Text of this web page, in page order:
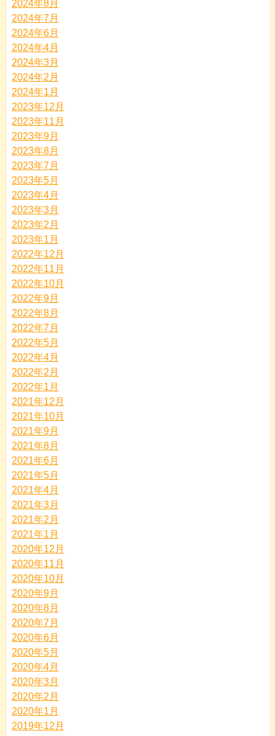
2024年8月
2024年7月
2024年6月
2024年4月
2024年3月
2024年2月
2024年1月
2023年12月
2023年11月
2023年9月
2023年8月
2023年7月
2023年5月
2023年4月
2023年3月
2023年2月
2023年1月
2022年12月
2022年11月
2022年10月
2022年9月
2022年8月
2022年7月
2022年5月
2022年4月
2022年2月
2022年1月
2021年12月
2021年10月
2021年9月
2021年8月
2021年6月
2021年5月
2021年4月
2021年3月
2021年2月
2021年1月
2020年12月
2020年11月
2020年10月
2020年9月
2020年8月
2020年7月
2020年6月
2020年5月
2020年4月
2020年3月
2020年2月
2020年1月
2019年12月